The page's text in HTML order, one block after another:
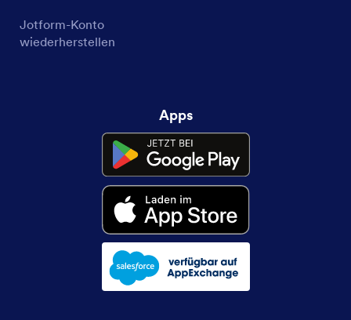
Jotform-Konto
wiederherstellen
Apps